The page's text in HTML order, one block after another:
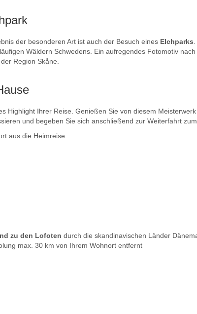
der besonderen Art ist auch der Besuch eines Elchparks
Wäldern Schwedens. Ein aufregendes Fotomotiv
Region Skåne.
Highlight Ihrer Reise. Genießen Sie von diesem
und begeben Sie sich anschließend zur Weiterfahrt zum
aus die Heimreise.
zu den Lofoten durch die skandinavischen Länder
max. 30 km von Ihrem Wohnort entfernt